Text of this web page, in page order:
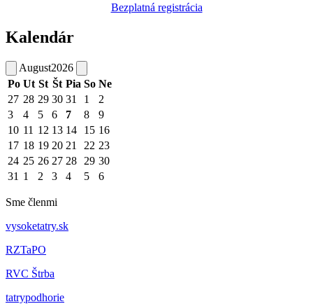
Bezplatná registrácia
Kalendár
August2026
Po Ut St Št Pia So Ne
27 28 29 30 31 1
2
3
4 5 6 7 8
9
10 11 12 13 14 15 16
17 18 19 20 21 22 23
24 25 26 27 28 29 30
31 1 2 3 4 5 6
Sme členmi
vysoketatry.sk
RZTaPO
RVC Štrba
tatrypodhorie